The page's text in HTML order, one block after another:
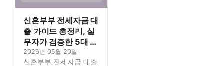
신혼부부 전세자금 대
출 가이드 총정리, 실
무자가 검증한 5대 핵
심 포인트
2026년 05월 20일
신혼부부 전세자금 대출